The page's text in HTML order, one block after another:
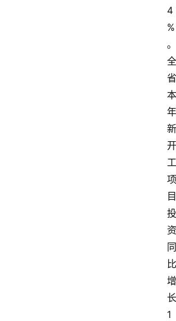
4
%
。
全
省
本
年
新
开
工
项
目
投
资
同
比
增
长
1